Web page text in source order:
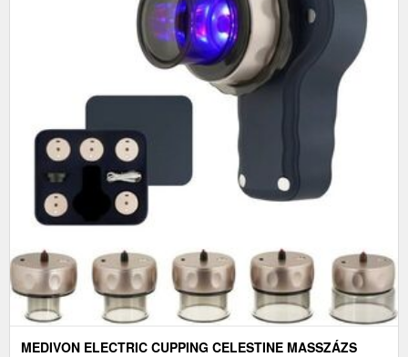
MEDIVON ELECTRIC CUPPING CELESTINE MASSZÁZS